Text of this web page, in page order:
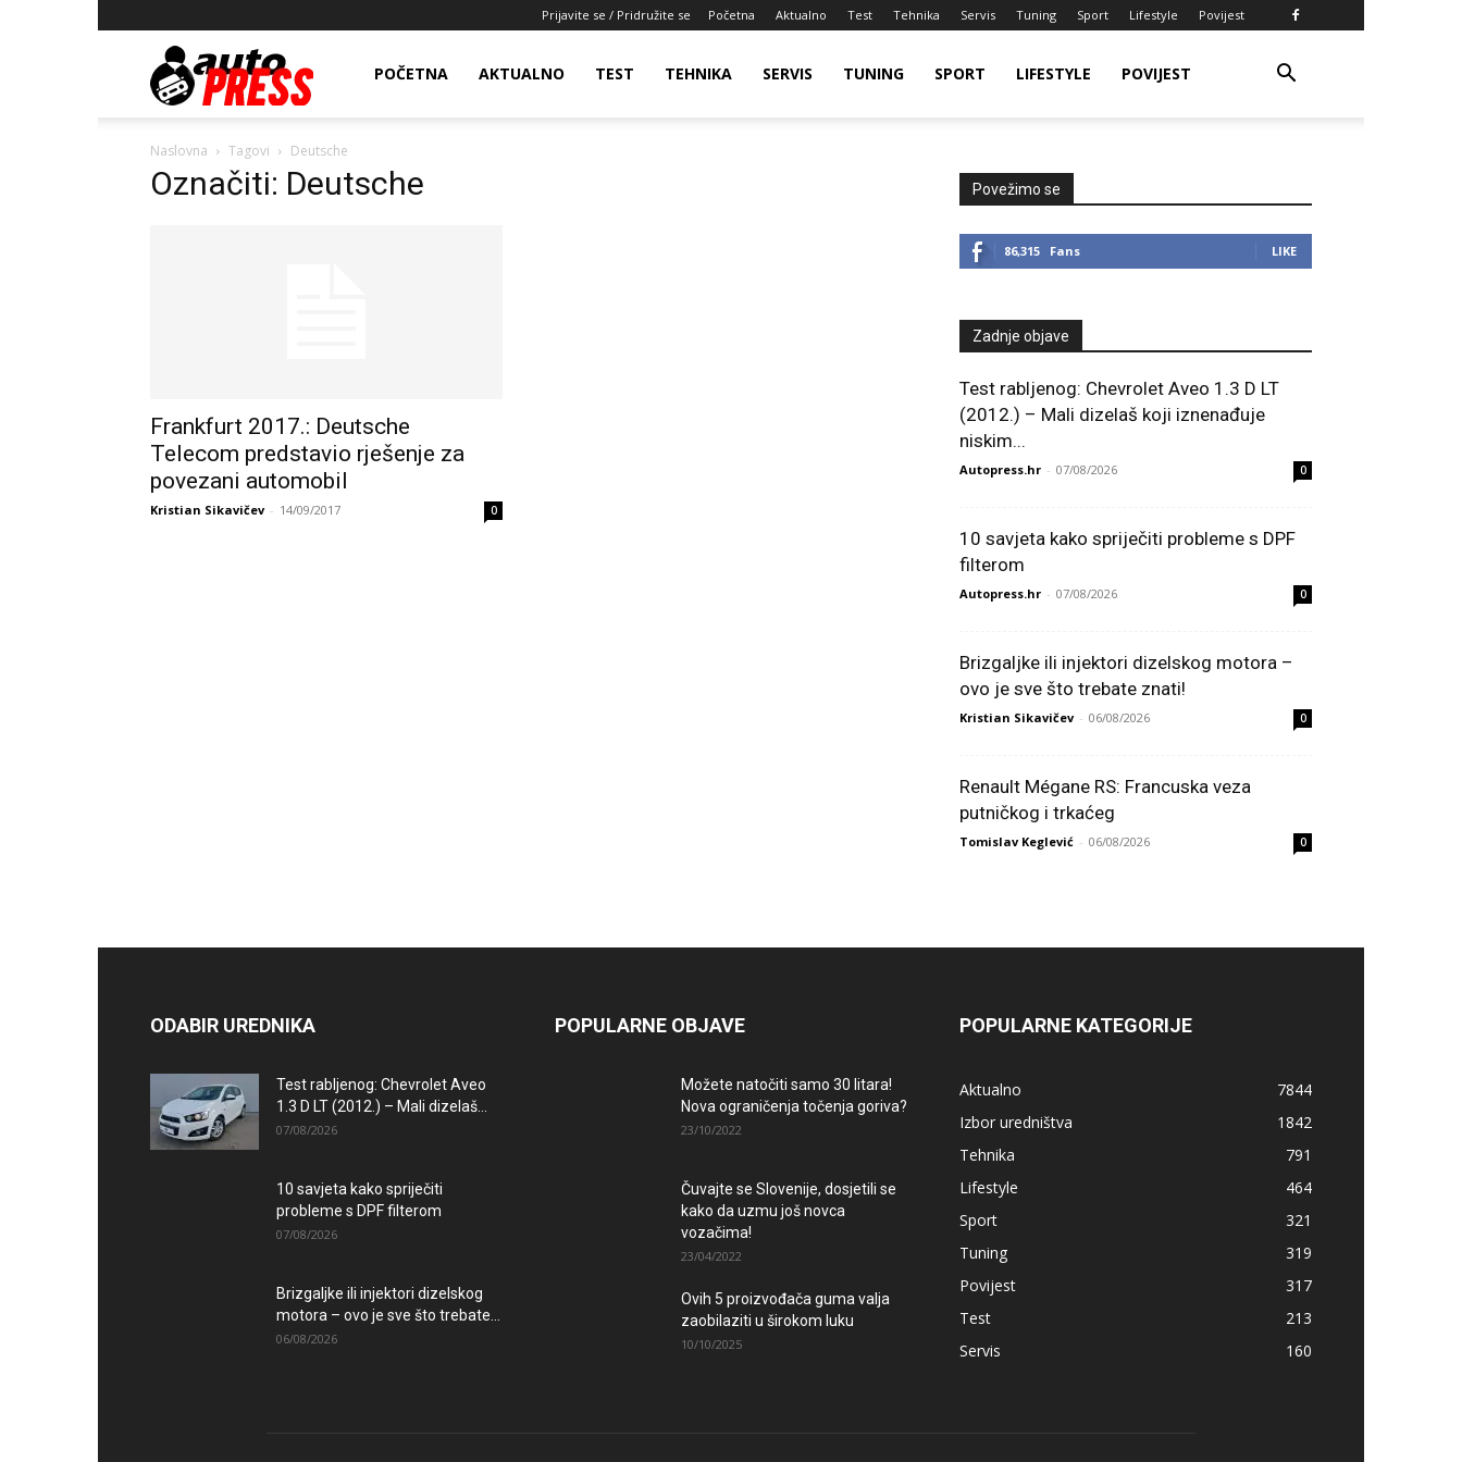
Prijavite se / Pridružite se Početna Aktualno Test Tehnika Servis Tuning Sport Lifestyle Povijest
AutopressHRPOČETNA AKTUALNO TEST TEHNIKA SERVIS TUNING SPORT LIFESTYLE POVIJEST
Naslovna Tagovi Deutsche
Označiti: Deutsche
Frankfurt 2017.: Deutsche
Telecom predstavio rješenje za
povezani automobil
Kristian Sikavičev - 14/09/2017 0
Povežimo se
86,315 Fans LIKE
Zadnje objave
Test rabljenog: Chevrolet Aveo 1.3 D LT
(2012.) – Mali dizelaš koji iznenađuje
niskim...
Autopress.hr - 07/08/2026 0
10 savjeta kako spriječiti probleme s DPF
filterom
Autopress.hr - 07/08/2026 0
Brizgaljke ili injektori dizelskog motora –
ovo je sve što trebate znati!
Kristian Sikavičev - 06/08/2026 0
Renault Mégane RS: Francuska veza
putničkog i trkaćeg
Tomislav Keglević - 06/08/2026 0
ODABIR UREDNIKA
Test rabljenog: Chevrolet Aveo
1.3 D LT (2012.) – Mali dizelaš...
07/08/2026
10 savjeta kako spriječiti
probleme s DPF filterom
07/08/2026
Brizgaljke ili injektori dizelskog
motora – ovo je sve što trebate...
06/08/2026
POPULARNE OBJAVE
Možete natočiti samo 30 litara!
Nova ograničenja točenja goriva?
23/10/2022
Čuvajte se Slovenije, dosjetili se
kako da uzmu još novca
vozačima!
23/04/2022
Ovih 5 proizvođača guma valja
zaobilaziti u širokom luku
10/10/2025
POPULARNE KATEGORIJE
Aktualno
7844
Izbor uredništva
1842
Tehnika
791
Lifestyle
464
Sport
321
Tuning
319
Povijest
317
Test
213
Servis
160